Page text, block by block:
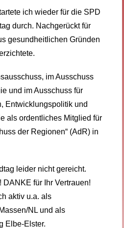
ich wieder für die SPD
durch. Nachgerückt für
gesundheitlichen Gründen
im Ausschuss
und im Ausschuss für
Entwicklungspolitik und
als ordentliches Mitglied für
der Regionen“ (AdR) in
leider nicht gereicht.
DANKE für Ihr Vertrauen!
aktiv u.a. als
NL und als
Elbe-Elster.